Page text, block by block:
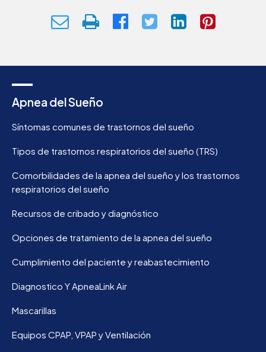
Apnea del Sueño
Síntomas comunes de trastornos del sueño
Tipos de trastornos respiratorios del sueño (TRS)
Comorbilidades de la apnea del sueño y los trastornos
respiratorios del sueño
Recursos de cribado y diagnóstico
Opciones de tratamiento de la apnea del sueño
Cumplimiento del paciente y reabastecimiento
Diagnostico Y ApneaLink Air
Mascarillas
Equipos CPAP, VPAP y Ventilación